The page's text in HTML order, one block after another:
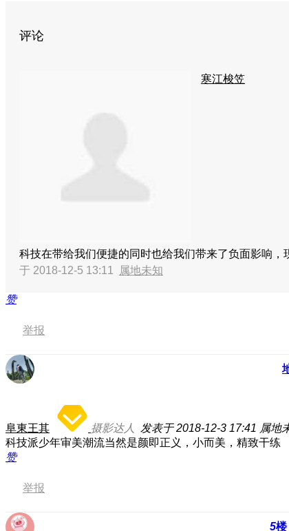
评论
寒江梭笠
科技在带给我们便捷的同时也给我们带来了负面影响
于 2018-12-5 13:11
属地未知
赞
举报
阜東王其 摄影达人 发表于 2018-12-3 17:41 属地
科技派少年审美潮流当然是颜即正义，小而美，精致干练
赞
举报
5楼